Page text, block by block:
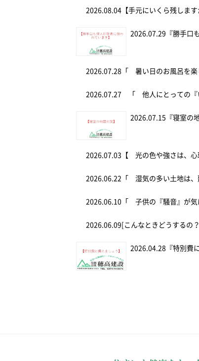
2026.08.04 【手元にいくら残します
2026.07.29 『勝手口
2026.07.28 「 暑い日のお風呂を
2026.07.27 「 他人にとっての『
2026.07.15 『寝室の
2026.07.03 【 光の色や強さは、
2026.06.22 「 湿気の多い土地は
2026.06.10 「 子供の『騒音』が
2026.06.09 [こんなときどうするの
2026.04.28 『特別費